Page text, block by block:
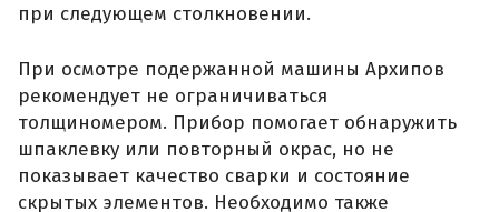
при следующем столкновении.
При осмотре подержанной машины Архипов
рекомендует не ограничиваться
толщиномером. Прибор помогает обнаружить
шпаклевку или повторный окрас, но не
показывает качество сварки и состояние
скрытых элементов. Необходимо также